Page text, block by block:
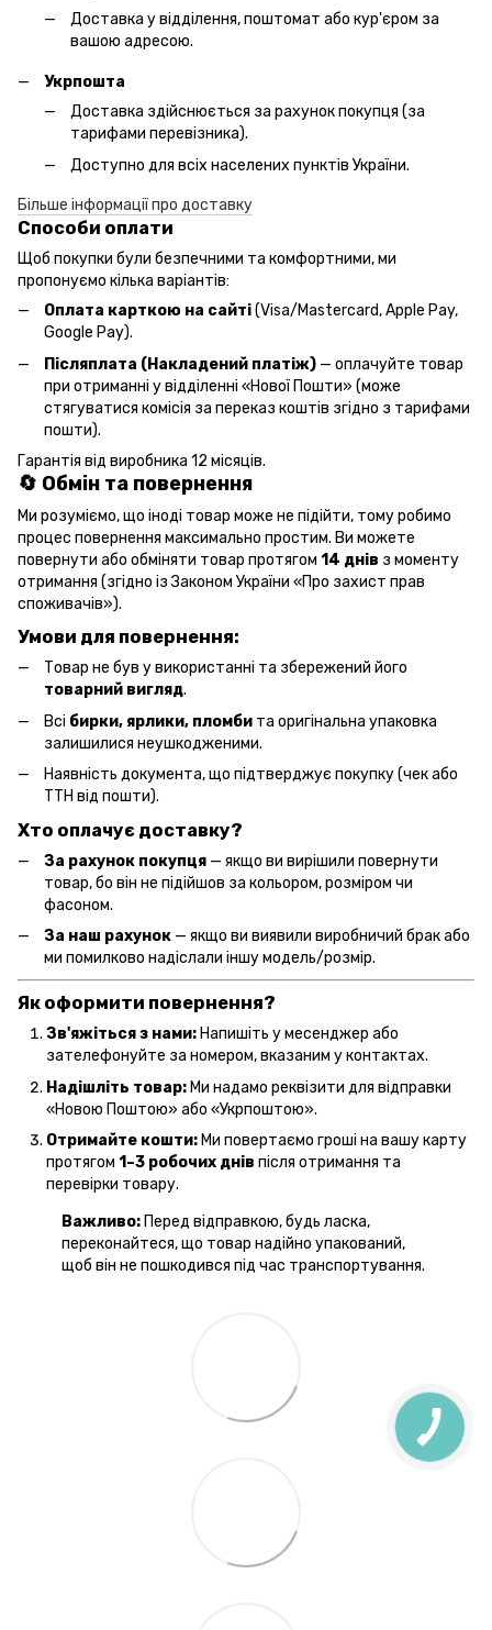
Доставка у відділення, поштомат або кур'єром за
вашою адресою.
Укрпошта
Доставка здійснюється за рахунок покупця (за
тарифами перевізника).
Доступно для всіх населених пунктів України.
Більше інформації про доставку
Способи оплати
Щоб покупки були безпечними та комфортними, ми
пропонуємо кілька варіантів:
Оплата карткою на сайті(Visa/Mastercard, Apple Pay,
Google Pay).
Післяплата (Накладений платіж) — оплачуйте товар
при отриманні у відділенні «Нової Пошти» (може
стягуватися комісія за переказ коштів згідно з тарифами
пошти).
Гарантія від виробника 12 місяців.
🔄 Обмін та повернення
Ми розуміємо, що іноді товар може не підійти, тому робимо
процес повернення максимально простим. Ви можете
повернути або обміняти товар протягом 14 днів з моменту
отримання (згідно із Законом України «Про захист прав
споживачів»).
Умови для повернення:
Товар не був у використанні та збережений його
товарний вигляд.
Всі бирки, ярлики, пломби та оригінальна упаковка
залишилися неушкодженими.
Наявність документа, що підтверджує покупку (чек або
ТТН від пошти).
Хто оплачує доставку?
За рахунок покупця — якщо ви вирішили повернути
товар, бо він не підійшов за кольором, розміром чи
фасоном.
За наш рахунок — якщо ви виявили виробничий брак або
ми помилково надіслали іншу модель/розмір.
Як оформити повернення?
Зв'яжіться з нами:Напишіть у месенджер або
зателефонуйте за номером, вказаним у контактах.
Надішліть товар: Ми надамо реквізити для відправки
«Новою Поштою» або «Укрпоштою».
Отримайте кошти: Ми повертаємо гроші на вашу карту
протягом 1–3 робочих днів після отримання та
перевірки товару.
Важливо: Перед відправкою, будь ласка,
переконайтеся, що товар надійно упакований,
щоб він не пошкодився під час транспортування.